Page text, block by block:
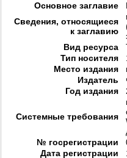
Основное заглавие
Сведения, относящиеся
к заглавию
Вид ресурса
Тип носителя
Место издания
Издатель
Год издания
Системные требования
№ госрегистрации
Дата регистрации